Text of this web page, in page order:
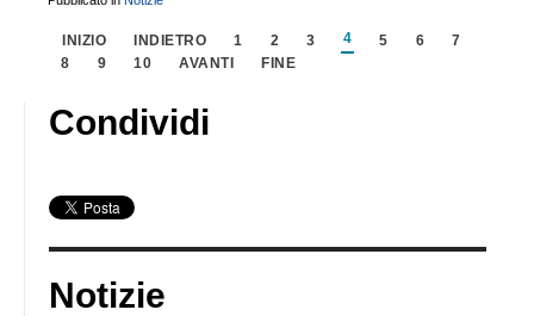
INIZIO INDIETRO 1 2 3 4 5 6
7
8
9 10 AVANTI FINE
Condividi
Notizie